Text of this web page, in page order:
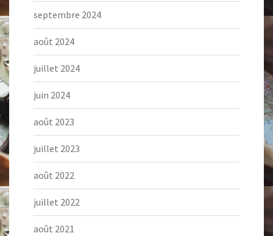
septembre 2024
août 2024
juillet 2024
juin 2024
août 2023
juillet 2023
août 2022
juillet 2022
août 2021